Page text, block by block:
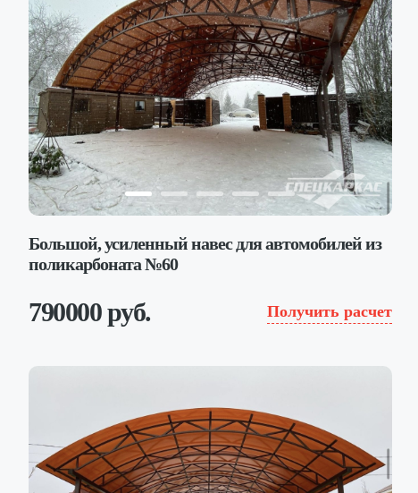
Большой, усиленный навес для автомобилей из
поликарбоната №60
790000 руб. Получить расчет